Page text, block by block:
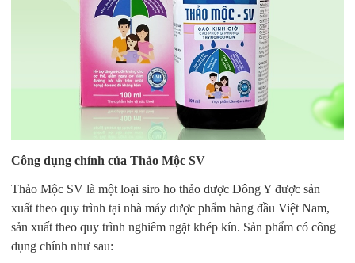
Công dụng chính của Thảo Mộc SV
Thảo Mộc SV là một loại siro ho thảo dược Đông Y được sản
xuất theo quy trình tại nhà máy dược phẩm hàng đầu Việt Nam,
sản xuất theo quy trình nghiêm ngặt khép kín. Sản phẩm có công
dụng chính như sau: